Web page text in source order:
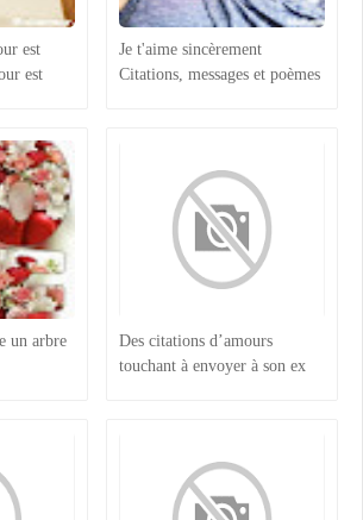
est
est
Je t'aime sincèrement
Citations, messages et poèmes
un arbre
Des citations d’amours
touchant à envoyer à son ex